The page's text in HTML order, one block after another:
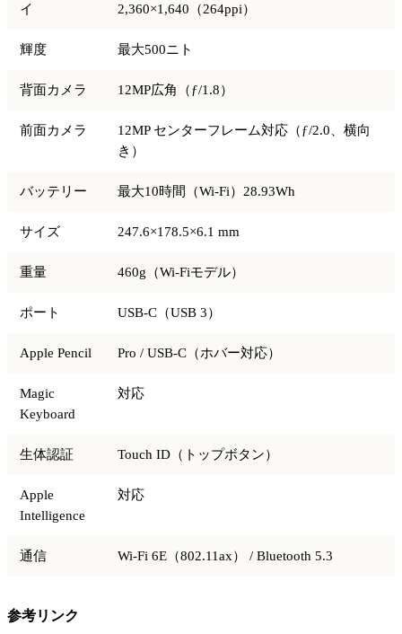
イ
2,360×1,640（264ppi）
輝度 最大500ニト
背面カメラ 12MP広角（ƒ/1.8）
前面カメラ
12MP センターフレーム対応（ƒ/2.0、横向
き）
バッテリー 最大10時間（Wi-Fi）28.93Wh
サイズ 247.6×178.5×6.1 mm
重量 460g（Wi-Fiモデル）
ポート USB-C（USB 3）
Apple Pencil Pro / USB-C（ホバー対応）
Magic
Keyboard
対応
生体認証 Touch ID（トップボタン）
Apple
Intelligence
対応
通信 Wi-Fi 6E（802.11ax） / Bluetooth 5.3
参考リンク